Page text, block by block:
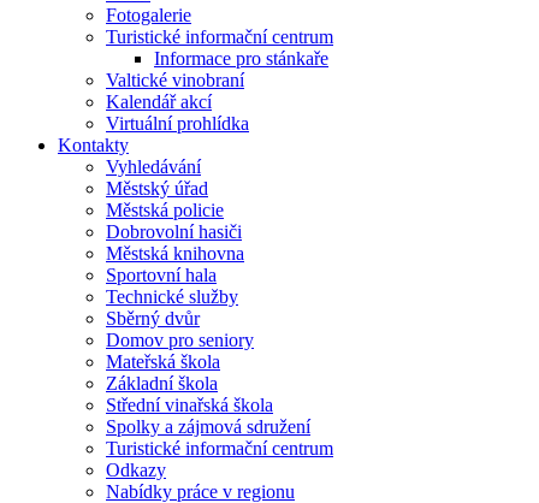
Fotogalerie
Turistické informační centrum
Informace pro stánkaře
Valtické vinobraní
Kalendář akcí
Virtuální prohlídka
Kontakty
Vyhledávání
Městský úřad
Městská policie
Dobrovolní hasiči
Městská knihovna
Sportovní hala
Technické služby
Sběrný dvůr
Domov pro seniory
Mateřská škola
Základní škola
Střední vinařská škola
Spolky a zájmová sdružení
Turistické informační centrum
Odkazy
Nabídky práce v regionu